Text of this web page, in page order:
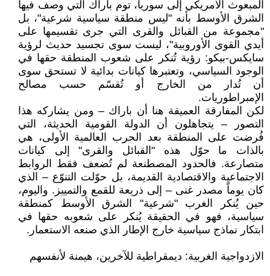
المبعوث الأمريكي إلى سوريا، توم باراك التي وصف فيها
الشرق الأوسط بأنه "ليس منطقة سياسية شرعية"، بل
"مجموعة من القبائل والقرى التي جرى تقسيمها على
أيدي القوى الأوروبية"، ليست سوى تجسيد حديث لرؤية
سايكس-بيكو: رؤية تُنكر على شعوب المنطقة حقها في
الوجود السياسي، وتعتبرها كيانات بدائية لا تستحق سوى
أن تُدار من الخارج أو تُقسّم حسب مصالح
الإمبراطوريات.
لكن المفارقة العميقة هنا أن باراك – ومن يشاركه هذا
التصور – يتجاهلون أن الدولة القومية الحديثة، التي
فُرضت على المنطقة بعد الحرب العالمية الأولى، هي
بالذات ما حوّل هذه "القبائل والقرى" إلى كيانات
متصارعة. فالحدود المصطنعة لم تُضعف فقط الروابط
الاجتماعية والاقتصادية القديمة، بل حوّلت التنوّع – الذي
كان يوماً مصدر غنى – إلى ذريعة للقمع والتمييز. واليوم،
حين يُنكر الغرب "شرعية" الشرق الأوسط كمنطقة
سياسية، فهو في الحقيقة يُنكر على شعوبه حقها في
ابتكار نماذج سياسية خارج الإطار الذي صنعه الاستعمار.
الازدواجية الغربية: ديمقراطية للآخرين، هيمنة لأنفسهم